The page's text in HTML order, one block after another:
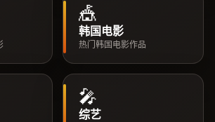
🎪
韩国电影
热门韩国电影作品
🎤
综艺